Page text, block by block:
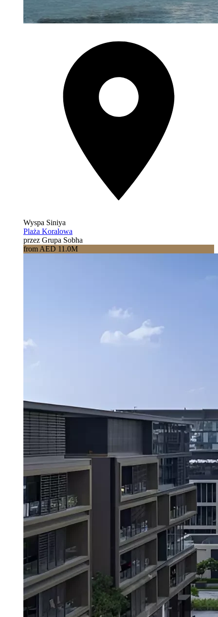
Wyspa Siniya
Plaża Koralowa
przez Grupa Sobha
from AED 11.0M